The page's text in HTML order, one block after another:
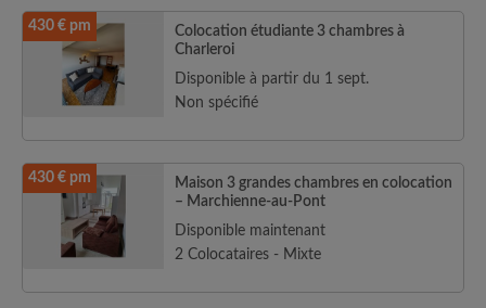
430 € pm
Colocation étudiante 3 chambres à
Charleroi
Disponible à partir du 1 sept.
Non spécifié
430 € pm
Maison 3 grandes chambres en colocation
– Marchienne-au-Pont
Disponible maintenant
2 Colocataires - Mixte